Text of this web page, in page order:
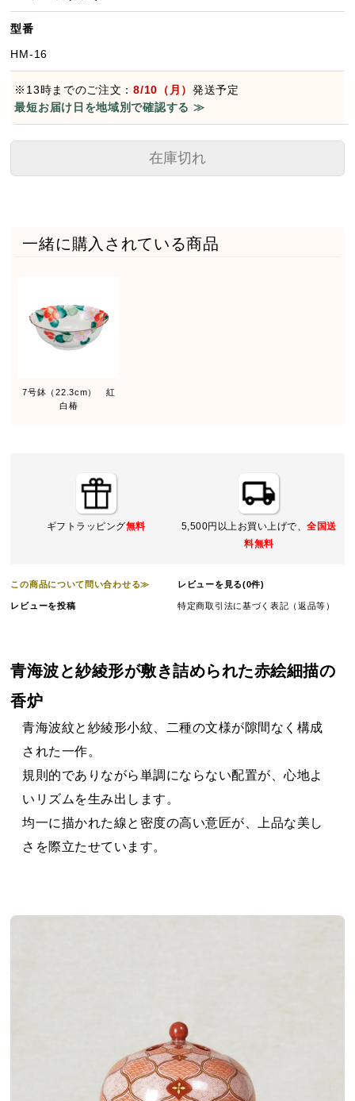
型番
HM-16
※13時までのご注文：8/10（月）発送予定
最短お届け日を地域別で確認する ≫
在庫切れ
一緒に購入されている商品
7号鉢（22.3cm） 紅
白椿
ギフトラッピング無料 5,500円以上お買い上げで、全国送
料無料
この商品について問い合わせる≫ レビューを見る(0件)
レビューを投稿 特定商取引法に基づく表記（返品等）
青海波と紗綾形が敷き詰められた赤絵細描の
香炉
青海波紋と紗綾形小紋、二種の文様が隙間なく構成
された一作。
規則的でありながら単調にならない配置が、心地よ
いリズムを生み出します。
均一に描かれた線と密度の高い意匠が、上品な美し
さを際立たせています。